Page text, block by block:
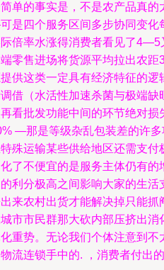
单的事实是，不是农产品真
是四个服务区间多步协同变化
倍率水涨得消费者看见了4—5
零售进场将货源平均拉出农
供这类一定具有经济特征的
借（水活性加速杀菌与极端
看批发功能中间的环节绝对
—那是等级杂乱包装差的许
殊运输某些供给地区还需支
了不便宜的是服务主体仍有的
利分极高之间影响大家的生
来农村出货才能解决掉只能
市市民群那大砍内部压挤出
重势。无论我们个体注意到
流连锁手中的. ，消费者付出的